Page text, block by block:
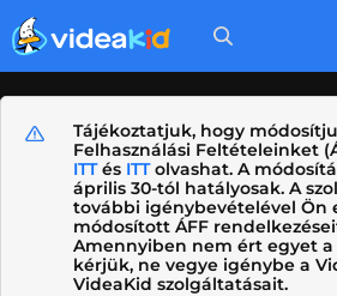
Tájékoztatjuk, hogy
Felhasználási Feltételeinket
ITTés ITTolvashat. A
április 30-tól hatályosak. A
további igénybevételével Ön
módosított ÁFF
Amennyiben nem ért egyet a
kérjük, ne vegye igénybe a
VideaKid szolgáltatásait.